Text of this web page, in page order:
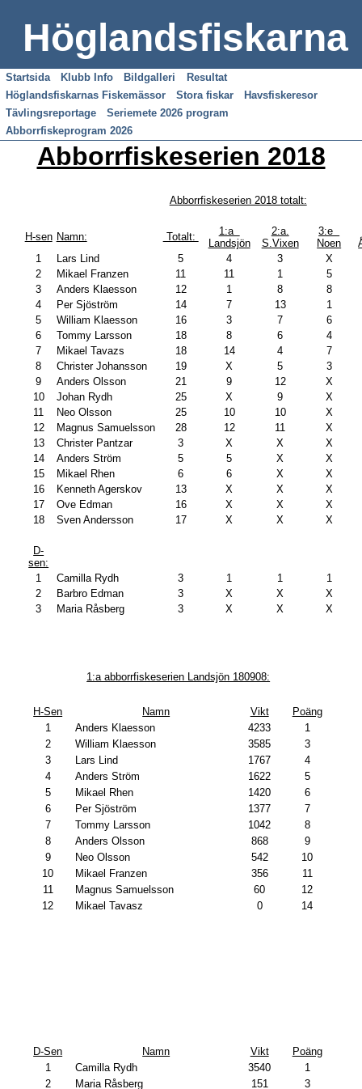
Höglandsfiskarna
Startsida Klubb Info Bildgalleri
Resultat
Höglandsfiskarnas Fiskemässor
Stora fiskar
Havsfiskeresor
Tävlingsreportage
Seriemete 2026 program
Abborrfiskeprogram 2026
Abborrfiskeserien 2018
Abborrfiskeserien 2018 totalt:
H-sen Namn: Totalt:
1:a
Landsjön
2:a.
S.Vixen
3:e
Noen
1
Lars Lind 5 4 3
X
2
Mikael Franzen 11 11 1
5
3
Anders Klaesson 12 1 8
8
4
Per Sjöström 14 7 13
1
5
William Klaesson 16 3 7
6
6
Tommy Larsson 18 8 6
4
7
Mikael Tavazs 18 14 4
7
8
Christer Johansson 19 X 5
3
9
Anders Olsson 21 9 12
X
10
Johan Rydh 25 X 9
X
11
Neo Olsson 25 10 10
X
12
Magnus Samuelsson 28 12 11
X
13
Christer Pantzar 3 X X
X
14
Anders Ström 5 5 X
X
15
Mikael Rhen 6 6 X
X
16
Kenneth Agerskov 13 X X
X
17
Ove Edman 16 X X
X
18
Sven Andersson 17 X X X
D-
sen:
1
Camilla Rydh 3 1 1
1
2
Barbro Edman 3 X X
X
3
Maria Råsberg 3 X X X
1:a abborrfiskeserien Landsjön 180908:
H-Sen Namn Vikt
Poäng
1
Anders Klaesson 4233
1
2
William Klaesson 3585
3
3
Lars Lind 1767
4
4
Anders Ström 1622
5
5
Mikael Rhen 1420
6
6
Per Sjöström 1377
7
7
Tommy Larsson 1042
8
8
Anders Olsson 868
9
9
Neo Olsson 542
10
10
Mikael Franzen 356
11
11
Magnus Samuelsson 60
12
12
Mikael Tavasz 0 14
D-Sen Namn Vikt
Poäng
1
Camilla Rydh 3540
1
2
Maria Råsberg 151 3